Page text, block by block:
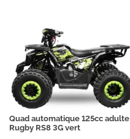
Quad automatique 125cc adulte
Rugby RS8 3G vert